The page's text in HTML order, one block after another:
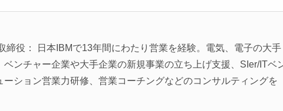
締役： 日本IBMで13年間にわたり営業を経験。電気、電子の大手
ンチャー企業や大手企業の新規事業の立ち上げ支援、SIer/ITベ
ーション営業力研修、営業コーチングなどのコンサルティングを